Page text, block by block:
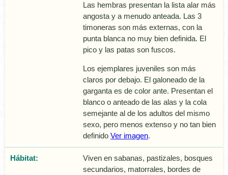
Las hembras presentan la lista alar más
angosta y a menudo anteada. Las 3
timoneras son más externas, con la
punta blanca no muy bien definida. El
pico y las patas son fuscos.
Los ejemplares juveniles son más
claros por debajo. El galoneado de la
garganta es de color ante. Presentan el
blanco o anteado de las alas y la cola
semejante al de los adultos del mismo
sexo, pero menos extenso y no tan bien
definido Ver imagen.
Hábitat:
Viven en sabanas, pastizales, bosques
secundarios, matorrales, bordes de